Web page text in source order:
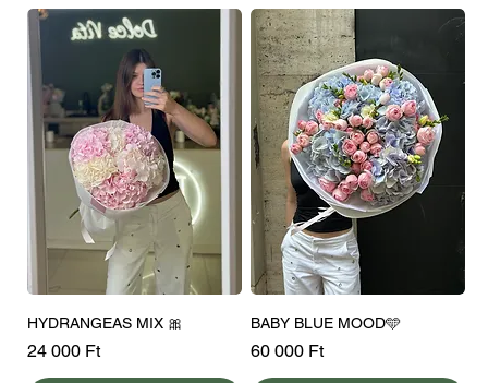
HYDRANGEAS MIX 🎀
Ár
24 000 Ft
BABY BLUE MOOD🩵
Ár
60 000 Ft